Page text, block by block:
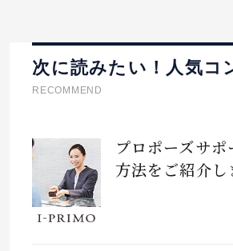
次に読みたい！人気コ
RECOMMEND
プロポーズサ
方法をご紹介し